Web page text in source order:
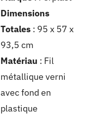
Dimensions
Totales : 95 x 57 x
93,5 cm
Matériau : Fil
métallique verni
avec fond en
plastique